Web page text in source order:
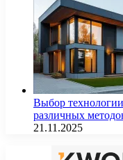
Выбор
различных
21.11.2025